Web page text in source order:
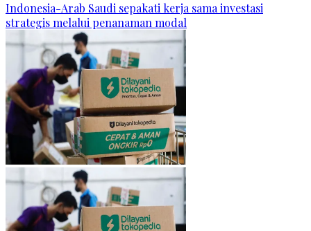
Indonesia-Arab Saudi sepakati kerja sama investasi
strategis melalui penanaman modal